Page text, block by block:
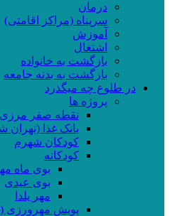
درمان
سرپناه (مراکز اقامتی)
آموزش
اشتغال
بازگشت به خانواده
بازگشت به بدنه جامعه
در طلوع چه میگذرد
پروژه ها
نقطه صفر مرزی
بانک غذا
کودکان شهرم
کودکانه
بوی ماه
بوی عیدی
مهر یلدا
پویش مهرورزی